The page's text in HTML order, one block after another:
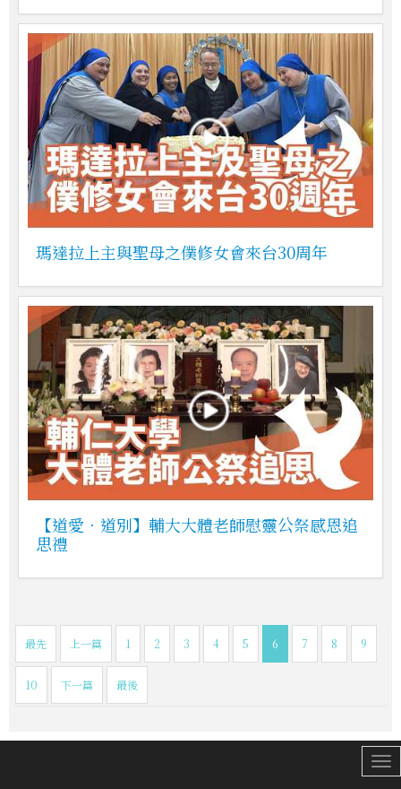
瑪達拉上主與聖母之僕修女會來台30周年
【道愛．道別】輔大大體老師慰靈公祭感恩追
思禮
最先 上一篇 1 2 3 4 5 6 7 8 9
10 下一篇 最後